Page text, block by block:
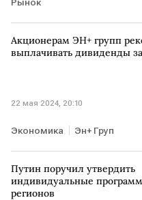
Акционерам ЭН+ групп
выплачивать дивиденды
22 мая 2024, 20:10
Экономика Эн+ Груп
Путин поручил утвердить
индивидуальные
регионов